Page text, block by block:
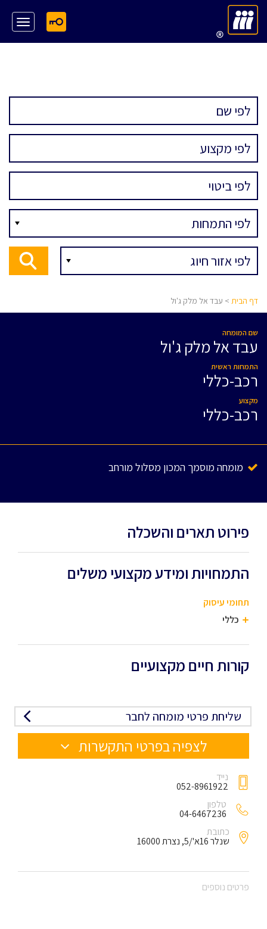
דף הבית > עבד אל מלק ג'ול
שם המומחה
עבד אל מלק ג'ול
התמחות ראשית
רכב-כללי
מקצוע
רכב-כללי
מומחה מוסמך המכון מסלול מורחב
פירוט תארים והשכלה
התמחויות ומידע מקצועי משלים
תחומי עיסוק
כללי
קורות חיים מקצועיים
שליחת פרטי מומחה לחבר
לצפיה בפרטי התקשרות
נייד
052-8961922
טלפון
04-6467236
כתובת
שנלר 16א'/5, נצרת 16000
פרטים נוספים